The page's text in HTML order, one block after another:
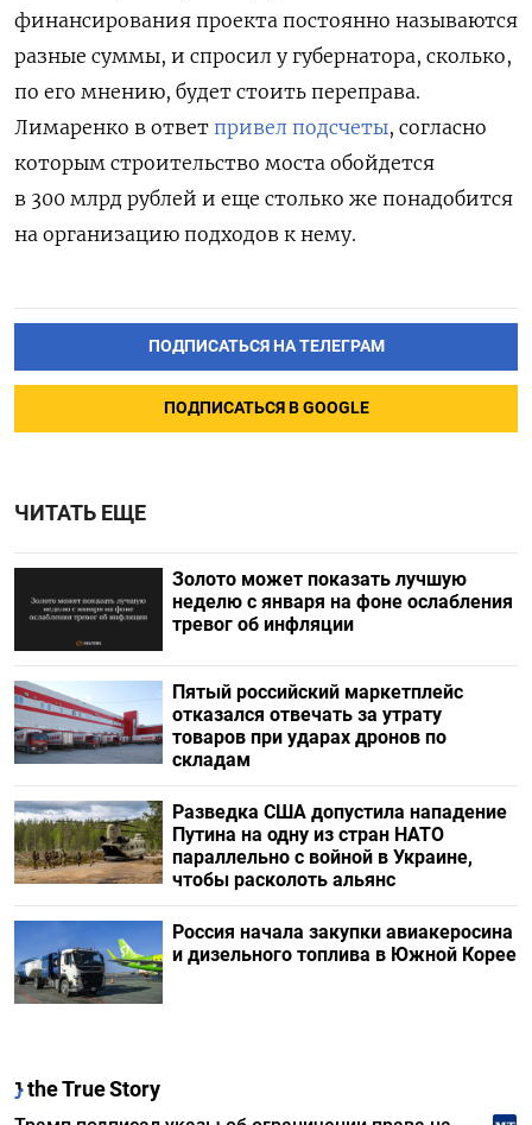
финансирования проекта постоянно называются
разные суммы, и спросил у губернатора, сколько,
по его мнению, будет стоить переправа.
Лимаренко в ответ привел подсчеты, согласно
которым строительство моста обойдется
в 300 млрд рублей и еще столько же понадобится
на организацию подходов к нему.
ПОДПИСАТЬСЯ НА ТЕЛЕГРАМ
ПОДПИСАТЬСЯ В GOOGLE
ЧИТАТЬ ЕЩЕ
Золото может показать лучшую
неделю с января на фоне ослабления
тревог об инфляции
Пятый российский маркетплейс
отказался отвечать за утрату
товаров при ударах дронов по
складам
Разведка США допустила нападение
Путина на одну из стран НАТО
параллельно с войной в Украине,
чтобы расколоть альянс
Россия начала закупки авиакеросина
и дизельного топлива в Южной Корее